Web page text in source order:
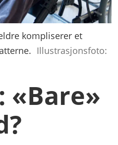
kompliserer et
Illustrasjonsfoto:
«Bare»